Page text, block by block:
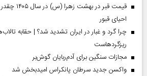
قیمت قبر
احیای قبور
چرا گرد و غبار در ایران تشدید شد؟ | حقابه
ریزگردهاست
مجازات سنگین برای آدم‌ربایان گوش‌بر
واکسن جدید سرطان پانکراس امیدبخش شد